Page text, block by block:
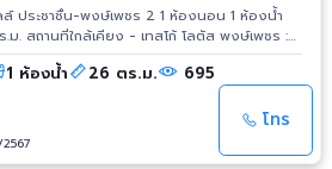
ประชาชื่น-พงษ์เพชร 2 1 ห้องนอน 1 ห้องน้ำ
เพชร :
กม. - เดอะมอลล์ งามวงศ์วาน : 1.5 กม. -
- เทสโก้ โลตัส รัตนาธิเบศร์ : 3.8 กม. - เอส
3.8 กม. - โรงพยาบาลนนทเวช : 1.4 กม. - โรง
. - โรงพยาบาลวิภาวดี : 3.4 กม. - มหาวิทยาลัย
ยาลัยเกษตรศาสตร์ : 3.4 กม. - กระทรวง
1 ห้องน้ำ 26 ตร.ม. 695
โทร